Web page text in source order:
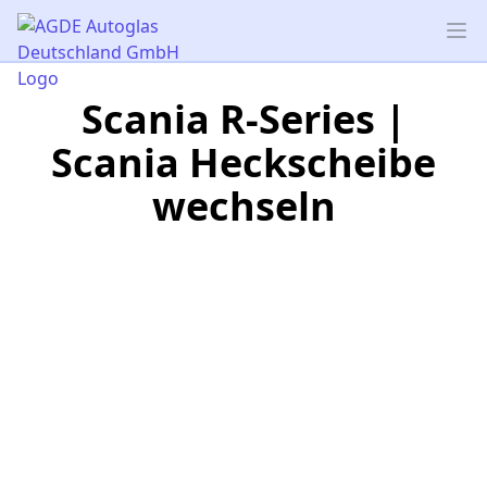
AGDE Autoglas Deutschland GmbH
Scania R-Series |
Scania Heckscheibe
wechseln